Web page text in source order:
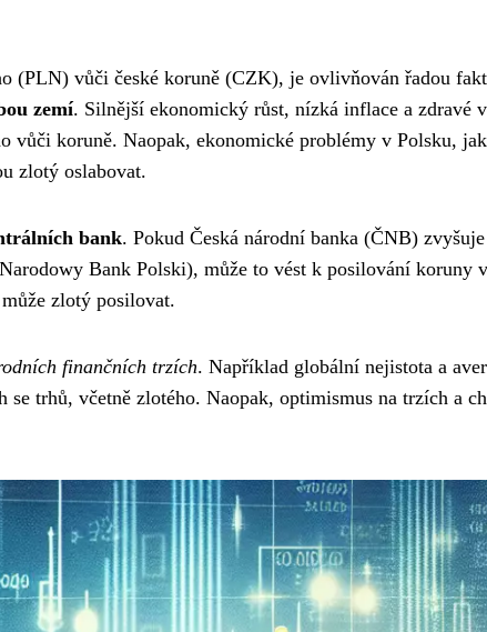
(PLN) vůči české koruně (CZK), je ovlivňován řadou
zemí. Silnější ekonomický růst, nízká inflace a zdravé
vůči koruně. Naopak, ekonomické problémy v Polsku,
zlotý oslabovat.
bank. Pokud Česká národní banka (ČNB) zvyšuje
Bank Polski), může to vést k posilování koruny
zlotý posilovat.
finančních trzích. Například globální nejistota a
trhů, včetně zlotého. Naopak, optimismus na trzích a